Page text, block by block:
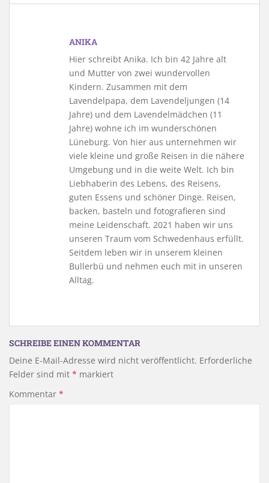
ANIKA
Hier schreibt Anika. Ich bin 42 Jahre alt
und Mutter von zwei wundervollen
Kindern. Zusammen mit dem
Lavendelpapa, dem Lavendeljungen (14
Jahre) und dem Lavendelmädchen (11
Jahre) wohne ich im wunderschönen
Lüneburg. Von hier aus unternehmen wir
viele kleine und große Reisen in die nähere
Umgebung und in die weite Welt. Ich bin
Liebhaberin des Lebens, des Reisens,
guten Essens und schöner Dinge. Reisen,
backen, basteln und fotografieren sind
meine Leidenschaft. 2021 haben wir uns
unseren Traum vom Schwedenhaus erfüllt.
Seitdem leben wir in unserem kleinen
Bullerbü und nehmen euch mit in unseren
Alltag.
SCHREIBE EINEN KOMMENTAR
Deine E-Mail-Adresse wird nicht veröffentlicht. Erforderliche
Felder sind mit * markiert
Kommentar *